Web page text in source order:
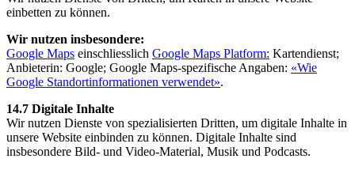
einbetten zu können.
Wir nutzen insbesondere:
Google Maps einschliesslich Google Maps Platform: Kartendienst;
Anbieterin: Google; Google Maps-spezifische Angaben: «Wie
Google Standortinformationen verwendet».
14.7 Digitale Inhalte
Wir nutzen Dienste von spezialisierten Dritten, um digitale Inhalte in
unsere Website einbinden zu können. Digitale Inhalte sind
insbesondere Bild- und Video-Material, Musik und Podcasts.